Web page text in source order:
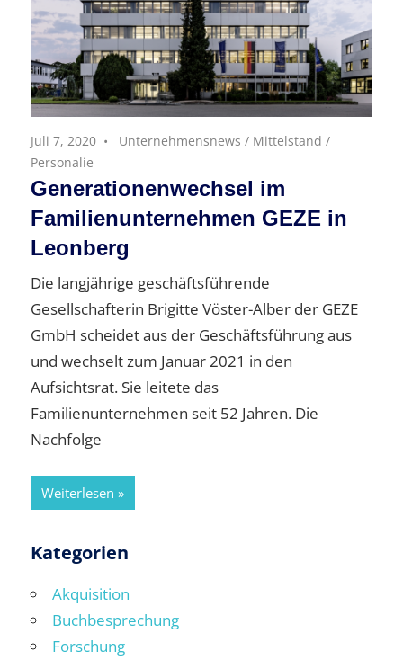
Juli 7, 2020 Unternehmensnews / Mittelstand /
Personalie
Generationenwechsel im
Familienunternehmen GEZE in
Leonberg
Die langjährige geschäftsführende
Gesellschafterin Brigitte Vöster-Alber der GEZE
GmbH scheidet aus der Geschäftsführung aus
und wechselt zum Januar 2021 in den
Aufsichtsrat. Sie leitete das
Familienunternehmen seit 52 Jahren. Die
Nachfolge
Weiterlesen
Kategorien
Akquisition
Buchbesprechung
Forschung